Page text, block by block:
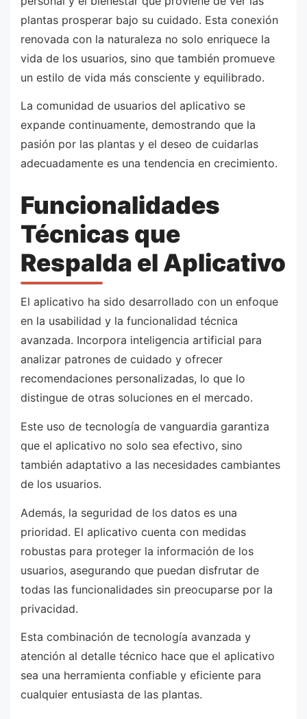
plantas prosperar bajo su cuidado. Esta conexión
renovada con la naturaleza no solo enriquece la
vida de los usuarios, sino que también promueve
un estilo de vida más consciente y equilibrado.
La comunidad de usuarios del aplicativo se
expande continuamente, demostrando que la
pasión por las plantas y el deseo de cuidarlas
adecuadamente es una tendencia en crecimiento.
Funcionalidades
Técnicas que
Respalda el Aplicativo
El aplicativo ha sido desarrollado con un enfoque
en la usabilidad y la funcionalidad técnica
avanzada. Incorpora inteligencia artificial para
analizar patrones de cuidado y ofrecer
recomendaciones personalizadas, lo que lo
distingue de otras soluciones en el mercado.
Este uso de tecnología de vanguardia garantiza
que el aplicativo no solo sea efectivo, sino
también adaptativo a las necesidades cambiantes
de los usuarios.
Además, la seguridad de los datos es una
prioridad. El aplicativo cuenta con medidas
robustas para proteger la información de los
usuarios, asegurando que puedan disfrutar de
todas las funcionalidades sin preocuparse por la
privacidad.
Esta combinación de tecnología avanzada y
atención al detalle técnico hace que el aplicativo
sea una herramienta confiable y eficiente para
cualquier entusiasta de las plantas.